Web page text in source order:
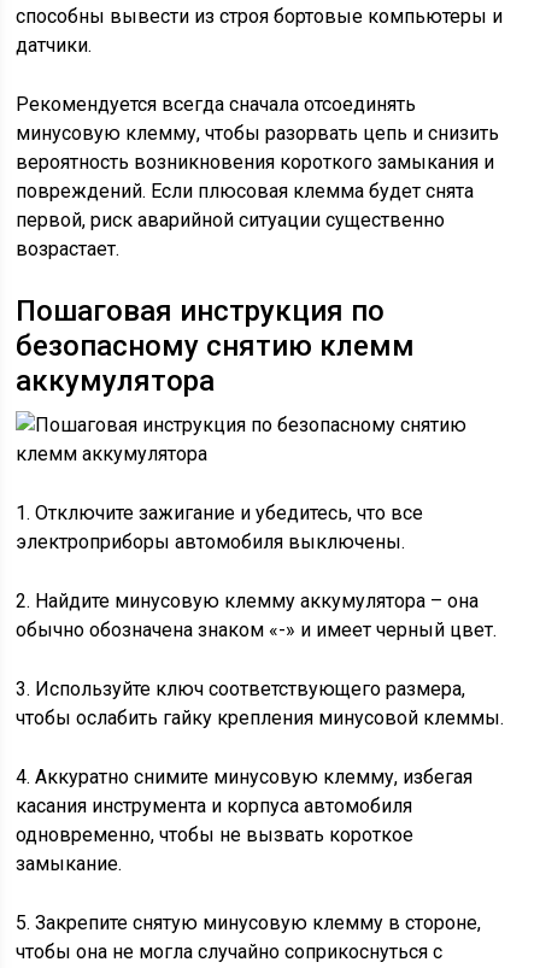
способны вывести из строя бортовые компьютеры и
датчики.
Рекомендуется всегда сначала отсоединять
минусовую клемму, чтобы разорвать цепь и снизить
вероятность возникновения короткого замыкания и
повреждений. Если плюсовая клемма будет снята
первой, риск аварийной ситуации существенно
возрастает.
Пошаговая инструкция по
безопасному снятию клемм
аккумулятора
1. Отключите зажигание и убедитесь, что все
электроприборы автомобиля выключены.
2. Найдите минусовую клемму аккумулятора – она
обычно обозначена знаком «-» и имеет черный цвет.
3. Используйте ключ соответствующего размера,
чтобы ослабить гайку крепления минусовой клеммы.
4. Аккуратно снимите минусовую клемму, избегая
касания инструмента и корпуса автомобиля
одновременно, чтобы не вызвать короткое
замыкание.
5. Закрепите снятую минусовую клемму в стороне,
чтобы она не могла случайно соприкоснуться с